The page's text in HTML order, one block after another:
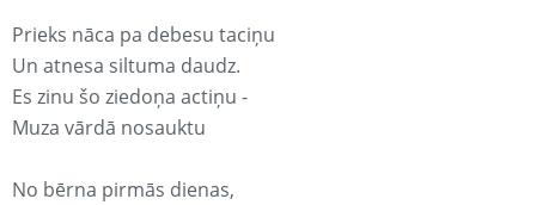
Prieks nāca pa debesu taciņu
Un atnesa siltuma daudz.
Es zinu šo ziedoņa actiņu -
Muza vārdā nosauktu
No bērna pirmās dienas,